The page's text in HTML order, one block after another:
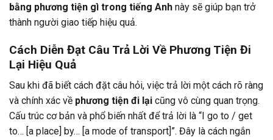
bằng phương tiện gì trong tiếng Anh này sẽ giúp bạn trở
thành người giao tiếp hiệu quả.
Cách Diễn Đạt Câu Trả Lời Về Phương Tiện Đi
Lại Hiệu Quả
Sau khi đã biết cách đặt câu hỏi, việc trả lời một cách rõ ràng
và chính xác về phương tiện đi lại cũng vô cùng quan trọng.
Cấu trúc cơ bản và phổ biến nhất để trả lời là “I go to / get
to… [a place] by… [a mode of transport]”. Đây là cách ngắn